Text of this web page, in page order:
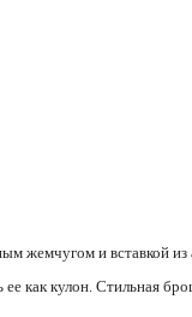
жемчугом и вставкой
ее как кулон. Стильная